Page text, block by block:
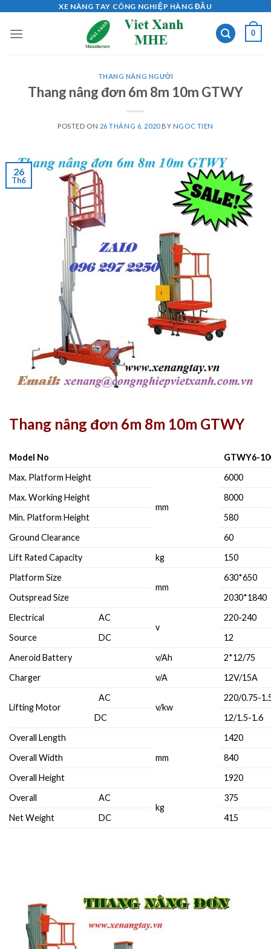
content
XE NÂNG TAY CÔNG NGHIỆP HÀNG ĐẦU
0
THANG NÂNG NGƯỜI
Thang nâng đơn 6m 8m 10m GTWY
POSTED ON 26 THÁNG 6, 2020BY NGOC TIEN
26
Th6
Thang nâng đơn 6m 8m 10m GTWY
Model No
GTWY6-
Max. Platform Height
mm
6000
Max. Working Height
8000
Min. Platform Height
580
Ground Clearance
60
Lift Rated Capacity
kg
150
Platform Size
mm
630*650
Outspread Size
2030*1840
Electrical
AC
v
220-240
Source
DC
12
Aneroid Battery
v/Ah
2*12/75
Charger
v/A 12V/15A
Lifting Motor
AC
v/kw
220/0.75-
DC
12/1.5-1.6
Overall Length
mm
1420
Overall Width
840
Overall Height
1920
Overall
AC
kg
375
Net Weight
DC 415